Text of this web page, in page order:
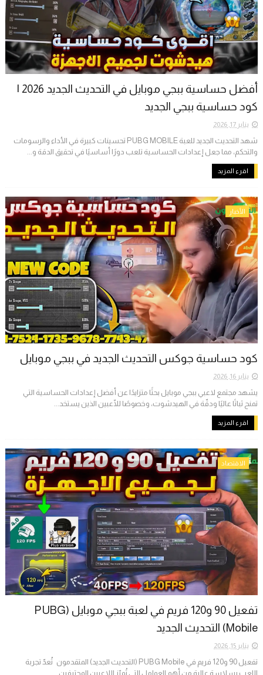
أفضل حساسية ببجي موبايل في التحديث الجديد 2026 |
كود حساسية ببجي الجديد
يناير 17, 2026
شهد التحديث الجديد للعبة PUBG MOBILE تحسينات كبيرة في الأداء والرسومات
والتحكم، مما جعل إعدادات الحساسية تلعب دورًا أساسيًا في تحقيق الدقة و...
اقرء المزيد
الأخبار
كود حساسية جوكس التحديث الجديد في ببجي موبايل
يناير 16, 2026
يشهد مجتمع لاعبي ببجي موبايل بحثًا متزايدًا عن أفضل إعدادات الحساسية التي
تمنح ثباتًا عاليًا ودقّة في الهيدشوت، وخصوصًا للّاعبين الذين يستخد...
اقرء المزيد
الاقتصاد
تفعيل 90 و120 فريم في لعبة ببجي موبايل (PUBG
Mobile) التحديث الجديد
يناير 15, 2026
تفعيل 90 و120 فريم في PUBG Mobile (التحديث الجديد) المتقدمون تُعدّ تجربة
اللعب بسلاسة عالية من أهم العوامل التي تُميّز اللاعبين المحترفين ...